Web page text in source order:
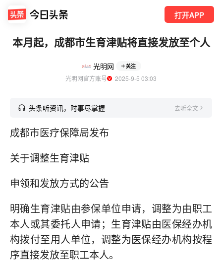
打开APP
本月起，成都市生育津贴将直接发放至个人
光明网 关注
光明网官方账号
  2025-9-5 03:03
头条听资讯，时事尽掌握 去听全文
成都市医疗保障局发布
关于调整生育津贴
申领和发放方式的公告
明确生育津贴由参保单位申请，调整为由职工
本人或其委托人申请；生育津贴由医保经办机
构拨付至用人单位，调整为医保经办机构按程
序直接发放至职工本人。